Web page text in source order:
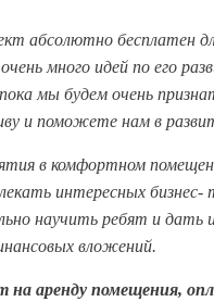
абсолютно бесплатен
много идей по его
мы будем очень
и поможете нам в
в комфортном
интересных бизнес-
научить ребят и дать
вложений.
на аренду помещения,